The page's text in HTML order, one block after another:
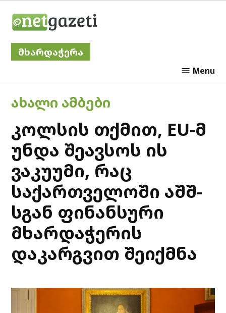
მხარდაჭერა
Menu
POSTED
ᲐᲮᲐᲚᲘ ᲐᲛᲑᲔᲑᲘ
კოლსის თქმით, EU-მ
უნდა შეავსოს ის
ვაკუუმი, რაც
საქართველოში აშშ-
სგან ფინანსური
მხარდაჭერის
დაკარგვით შეიქმნა